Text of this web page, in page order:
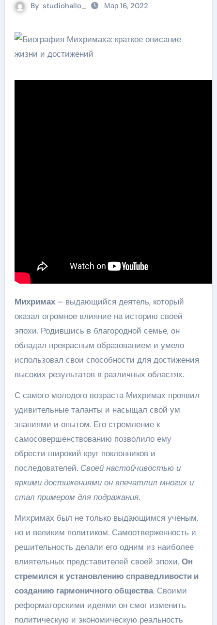
By studiohallo_ Мар 16, 2022
Михримах– выдающийся деятель, который
оказал огромное влияние на историю своей
эпохи. Родившись в благородной семье, он
обладал прекрасным образованием и умело
использовал свои способности для достижения
высоких результатов в различных областях.
С самого молодого возраста Михримах проявил
удивительные таланты и насыщал свой ум
знаниями и опытом. Его стремление к
самосовершенствованию позволило ему
обрести широкий круг поклонников и
последователей. Своей настойчивостью и
яркими достижениями он впечатлил многих и
стал примером для подражания.
Михримах был не только выдающимся ученым,
но и великим политиком. Самоотверженность и
решительность делали его одним из наиболее
влиятельных представителей своей эпохи. Он
стремился к установлению справедливости и
созданию гармоничного общества. Своими
реформаторскими идеями он смог изменить
политическую и экономическую реальность